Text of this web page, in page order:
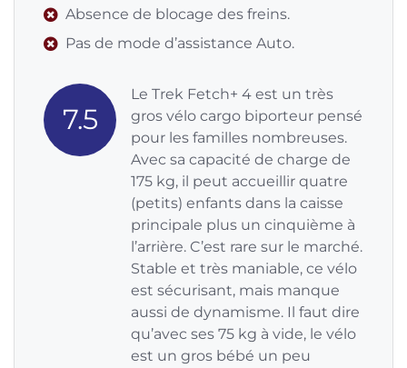
Absence de blocage des freins.
Pas de mode d’assistance Auto.
7.5
Le Trek Fetch+ 4 est un très
gros vélo cargo biporteur pensé
pour les familles nombreuses.
Avec sa capacité de charge de
175 kg, il peut accueillir quatre
(petits) enfants dans la caisse
principale plus un cinquième à
l’arrière. C’est rare sur le marché.
Stable et très maniable, ce vélo
est sécurisant, mais manque
aussi de dynamisme. Il faut dire
qu’avec ses 75 kg à vide, le vélo
est un gros bébé un peu